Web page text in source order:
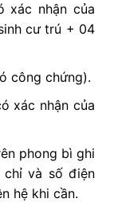
xác nhận của
cư trú + 04
công chứng).
xác nhận của
phong bì ghi
và số điện
hệ khi cần.